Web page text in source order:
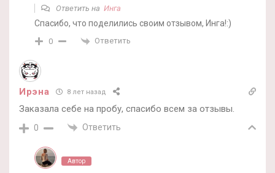
Ответить на Инга
Спасибо, что поделились своим отзывом, Инга!:)
0 Ответить
Ирэна 8 лет назад
Заказала себе на пробу, спасибо всем за отзывы.
0 Ответить
Автор